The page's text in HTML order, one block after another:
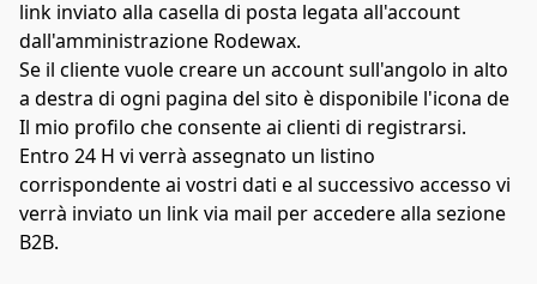
link inviato alla casella di posta legata all'account
dall'amministrazione Rodewax.
Se il cliente vuole creare un account sull'angolo in alto
a destra di ogni pagina del sito è disponibile l'icona de
Il mio profilo che consente ai clienti di registrarsi.
Entro 24 H vi verrà assegnato un listino
corrispondente ai vostri dati e al successivo accesso vi
verrà inviato un link via mail per accedere alla sezione
B2B.